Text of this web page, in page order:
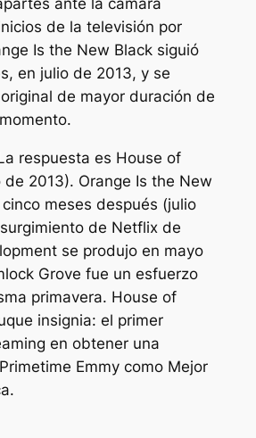
de la televisión por
Is the New Black siguió
en julio de 2013, y se
de mayor duración de
respuesta es House of
2013). Orange Is the New
meses después (julio
de Netflix de
se produjo en mayo
Grove fue un esfuerzo
primavera. House of
insignia: el primer
en obtener una
Emmy como Mejor